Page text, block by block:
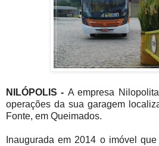
NILÓPOLIS - A empresa
operações da sua garagem
Fonte, em Queimados.
Inaugurada em 2014 o imóvel